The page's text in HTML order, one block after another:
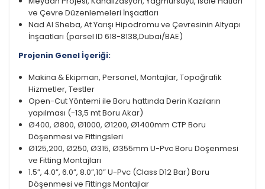
ve Çevre Düzenlemeleri İnşaatları
Nad Al Sheba, At Yarışı Hipodromu ve Çevresinin Altyapı
İnşaatları (parsel ID 618-8138,Dubai/BAE)
Projenin Genel İçeriği:
Makina & Ekipman, Personel, Montajlar, Topoğrafik
Hizmetler, Testler
Open-Cut Yöntemi ile Boru hattında Derin Kazıların
yapılması (-13,5 mt Boru Akar)
Ø400, Ø800, Ø1000, Ø1200, Ø1400mm CTP Boru
Döşenmesi ve Fittingsleri
Ø125,200, Ø250, Ø315, Ø355mm U-Pvc Boru Döşenmesi
ve Fitting Montajları
1.5”, 4.0”, 6.0”, 8.0”,10” U-Pvc (Class D12 Bar) Boru
Döşenmesi ve Fittings Montajlar